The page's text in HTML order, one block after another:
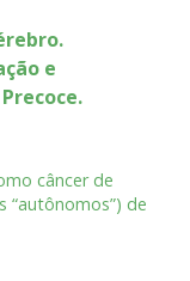
e
câncer de
“autônomos”) de